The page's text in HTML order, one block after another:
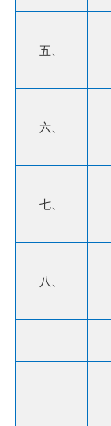
五、
六、
七、
八、